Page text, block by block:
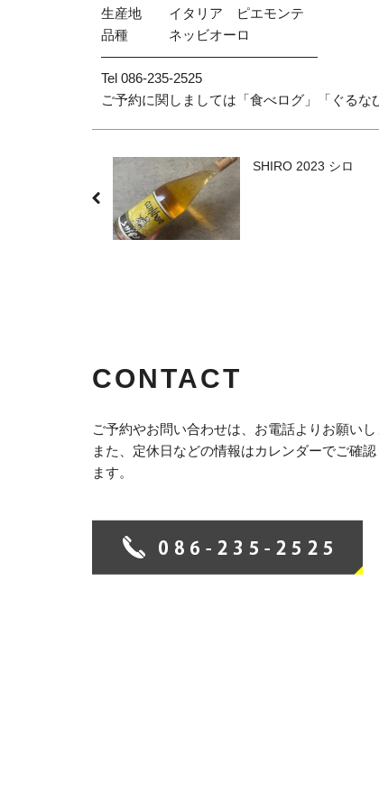
生産地 イタリア ピエモンテ
品種 ネッビオーロ
————————————————
Tel 086-235-2525
ご予約に関しましては「食べログ」「ぐるな
SHIRO 2023 シロ
CONTACT
ご予約やお問い合わせは、お電話よりお願いし
また、定休日などの情報はカレンダーでご確
ます。